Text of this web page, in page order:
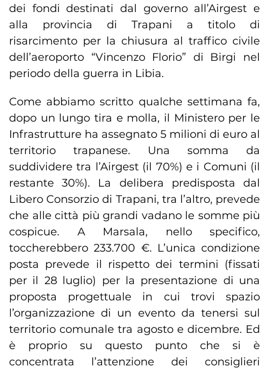
dei fondi destinati dal governo all’Airgest e
alla provincia di Trapani a titolo di
risarcimento per la chiusura al traffico civile
dell’aeroporto “Vincenzo Florio” di Birgi nel
periodo della guerra in Libia.
Come abbiamo scritto qualche settimana fa,
dopo un lungo tira e molla, il Ministero per le
Infrastrutture ha assegnato 5 milioni di euro al
territorio trapanese. Una somma da
suddividere tra l’Airgest (il 70%) e i Comuni (il
restante 30%). La delibera predisposta dal
Libero Consorzio di Trapani, tra l’altro, prevede
che alle città più grandi vadano le somme più
cospicue. A Marsala, nello specifico,
toccherebbero 233.700 €. L’unica condizione
posta prevede il rispetto dei termini (fissati
per il 28 luglio) per la presentazione di una
proposta progettuale in cui trovi spazio
l’organizzazione di un evento da tenersi sul
territorio comunale tra agosto e dicembre. Ed
è proprio su questo punto che si è
concentrata l’attenzione dei consiglieri